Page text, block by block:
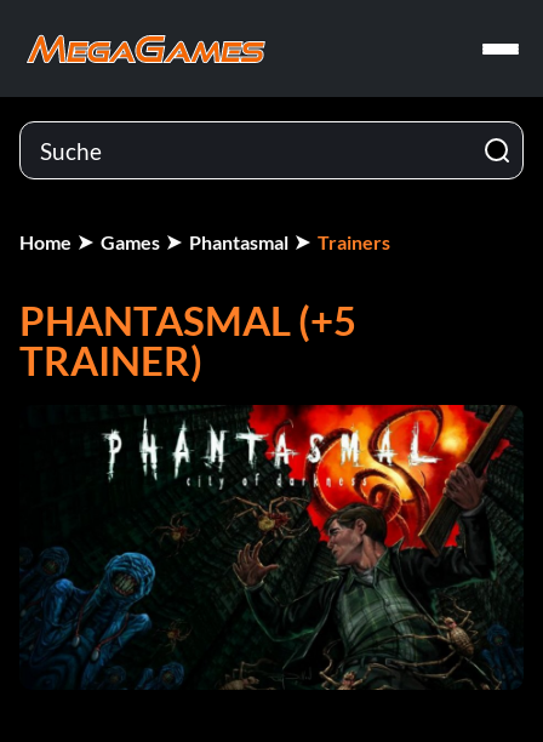
Home Games Phantasmal Trainers
PHANTASMAL (+5
TRAINER)